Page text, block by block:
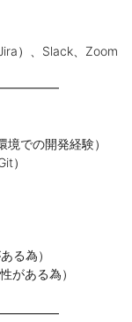
）、Slack、Zoom
での開発経験）
）
る為）
がある為）